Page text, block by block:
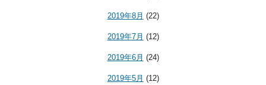
2019年8月 (22)
2019年7月 (12)
2019年6月 (24)
2019年5月 (12)